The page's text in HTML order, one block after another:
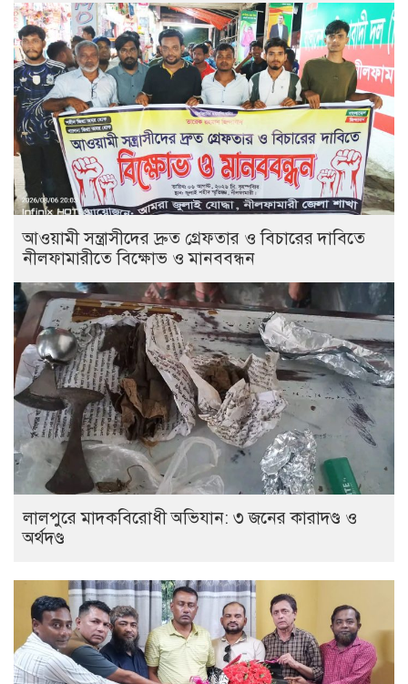
আওয়ামী সন্ত্রাসীদের দ্রুত গ্রেফতার ও বিচারের দাবিতে
নীলফামারীতে বিক্ষোভ ও মানববন্ধন
লালপুরে মাদকবিরোধী অভিযান: ৩ জনের কারাদণ্ড ও
অর্থদণ্ড